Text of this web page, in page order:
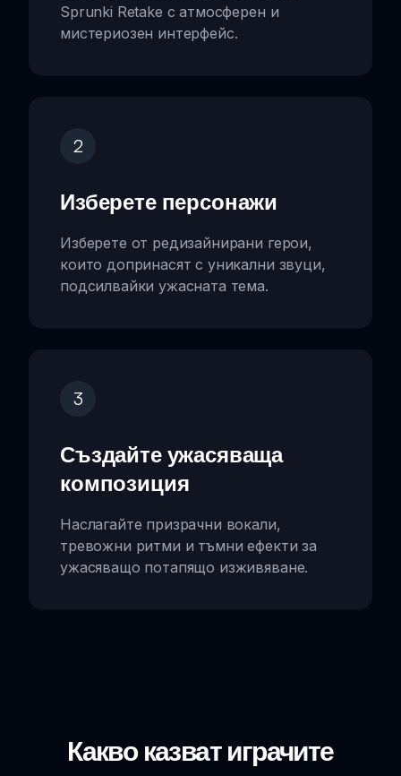
Sprunki Retake с атмосферен и
мистериозен интерфейс.
2
Изберете персонажи
Изберете от редизайнирани герои,
които допринасят с уникални звуци,
подсилвайки ужасната тема.
3
Създайте ужасяваща
композиция
Наслагайте призрачни вокали,
тревожни ритми и тъмни ефекти за
ужасяващо потапящо изживяване.
Какво казват играчите